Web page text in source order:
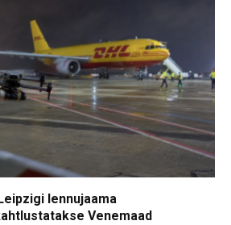
lennujaama
Venemaad